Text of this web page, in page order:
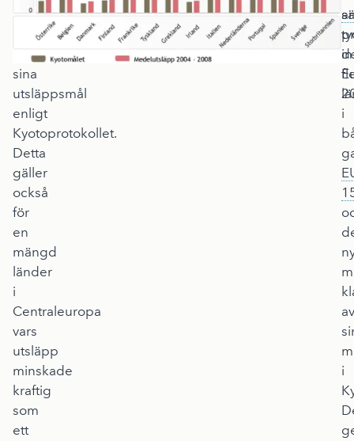
har
redan
nått
sina
utsläppsmål
enligt
Kyotoprotokollet.
Detta
gäller
också
för
en
mängd
länder
i
Centraleuropa
vars
utsläpp
minskade
kraftig
som
ett
in
i
av
i